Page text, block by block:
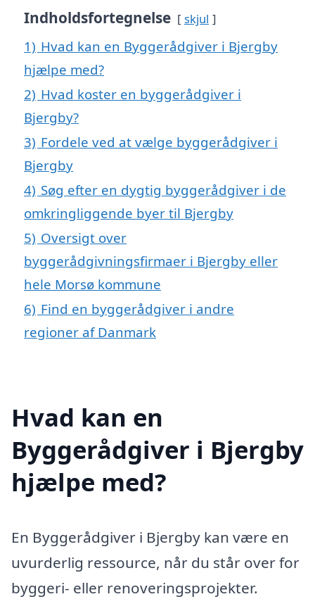
Indholdsfortegnelse skjul
1) Hvad kan en Byggerådgiver i Bjergby
hjælpe med?
2) Hvad koster en byggerådgiver i
Bjergby?
3) Fordele ved at vælge byggerådgiver i
Bjergby
4) Søg efter en dygtig byggerådgiver i de
omkringliggende byer til Bjergby
5) Oversigt over
byggerådgivningsfirmaer i Bjergby eller
hele Morsø kommune
6) Find en byggerådgiver i andre
regioner af Danmark
Hvad kan en
Byggerådgiver i Bjergby
hjælpe med?
En Byggerådgiver i Bjergby kan være en
uvurderlig ressource, når du står over for
byggeri- eller renoveringsprojekter.